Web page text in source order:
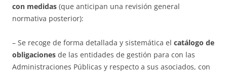
con medidas (que anticipan una revisión general
normativa posterior):
– Se recoge de forma detallada y sistemática el catálogo de
obligaciones de las entidades de gestión para con las
Administraciones Públicas y respecto a sus asociados, con